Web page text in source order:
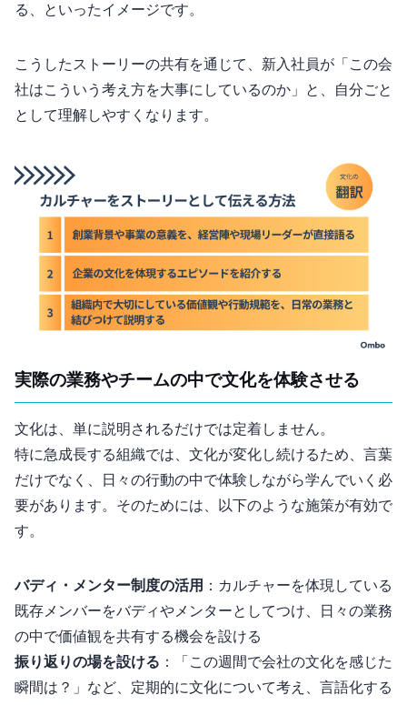
る、といったイメージです。
こうしたストーリーの共有を通じて、新入社員が「この会
社はこういう考え方を大事にしているのか」と、自分ごと
として理解しやすくなります。
2. 実際の業務やチームの中で文化を“体験”させる
文化は、単に説明されるだけでは定着しません。
特に急成長する組織では、文化が変化し続けるため、言葉
だけでなく、日々の行動の中で体験しながら学んでいく必
要があります。そのためには、以下のような施策が有効で
す。
バディ・メンター制度の活用 ：カルチャーを体現している
既存メンバーをバディやメンターとしてつけ、日々の業務
の中で価値観を共有する機会を設ける
振り返りの場を設ける ：「この1週間で会社の文化を感じた
瞬間は？」など、定期的に文化について考え、言語化する